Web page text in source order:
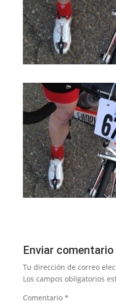
Enviar comentario
Tu dirección de correo
Los campos obligatorios
Comentario *